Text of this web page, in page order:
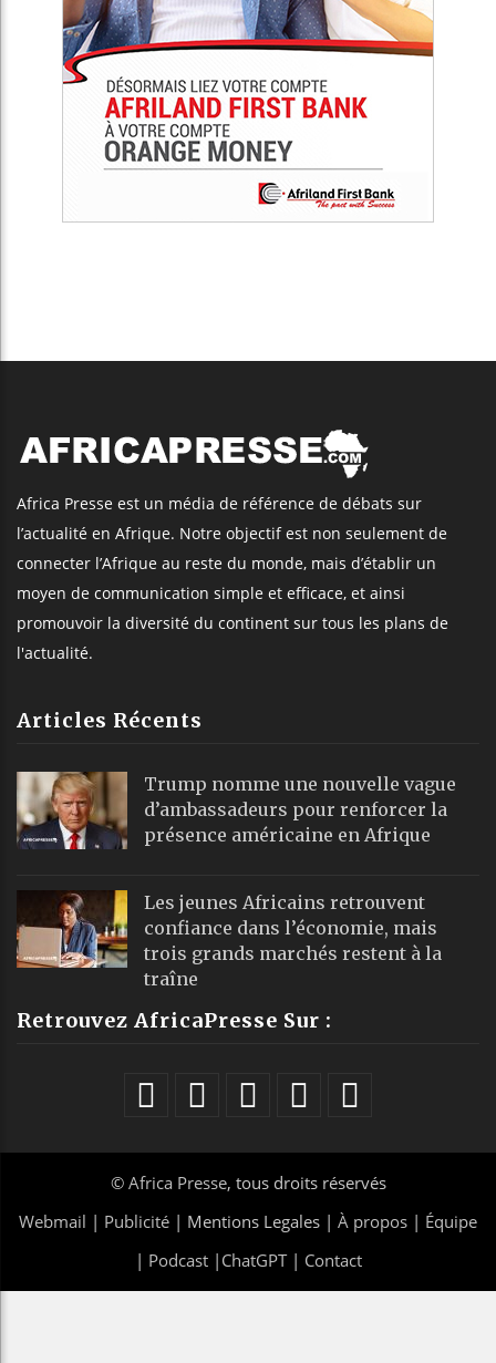
Africa Presse est un média de référence de débats sur
l’actualité en Afrique. Notre objectif est non seulement de
connecter l’Afrique au reste du monde, mais d’établir un
moyen de communication simple et efficace, et ainsi
promouvoir la diversité du continent sur tous les plans de
l'actualité.
Articles Récents
Trump nomme une nouvelle vague
d’ambassadeurs pour renforcer la
présence américaine en Afrique
Les jeunes Africains retrouvent
confiance dans l’économie, mais
trois grands marchés restent à la
traîne
Retrouvez AfricaPresse Sur :
© Africa Presse, tous droits réservés
Webmail | Publicité | Mentions Legales | À propos | Équipe
| Podcast| ChatGPT| Contact